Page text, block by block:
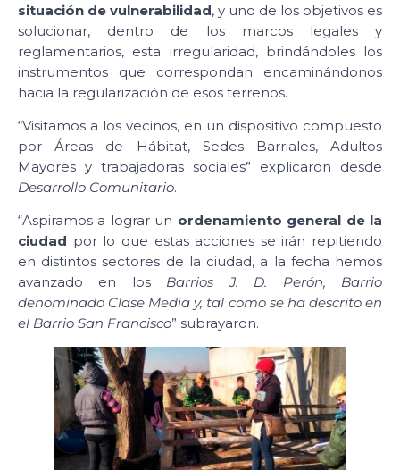
situación de vulnerabilidad, y uno de los objetivos es
solucionar, dentro de los marcos legales y
reglamentarios, esta irregularidad, brindándoles los
instrumentos que correspondan encaminándonos
hacia la regularización de esos terrenos.
“Visitamos a los vecinos, en un dispositivo compuesto
por Áreas de Hábitat, Sedes Barriales, Adultos
Mayores y trabajadoras sociales” explicaron desde
Desarrollo Comunitario.
“Aspiramos a lograr un ordenamiento general de la
ciudad por lo que estas acciones se irán repitiendo
en distintos sectores de la ciudad, a la fecha hemos
avanzado en los Barrios J. D. Perón, Barrio
denominado Clase Media y, tal como se ha descrito en
el Barrio San Francisco” subrayaron.